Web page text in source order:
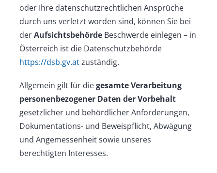
oder Ihre datenschutzrechtlichen Ansprüche
durch uns verletzt worden sind, können Sie bei
derAufsichtsbehördeBeschwerde einlegen – in
Österreich ist die Datenschutzbehörde
https://dsb.gv.atzuständig.
Allgemein gilt für diegesamte Verarbeitung
personenbezogener Daten der Vorbehalt
gesetzlicher und behördlicher Anforderungen,
Dokumentations- und Beweispflicht, Abwägung
und Angemessenheit sowie unseres
berechtigten Interesses.